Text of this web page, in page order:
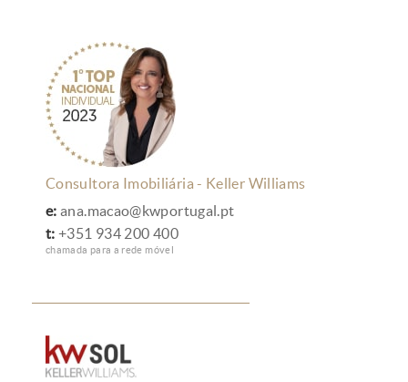
Consultora Imobiliária - Keller Williams
e: ana.macao@kwportugal.pt
t: +351 934 200 400
chamada para a rede móvel